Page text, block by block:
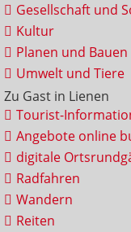
Gesellschaft und
Kultur
Planen und Bauen
Umwelt und Tiere
Zu Gast in Lienen
Tourist-
Angebote online
digitale
Radfahren
Wandern
Reiten